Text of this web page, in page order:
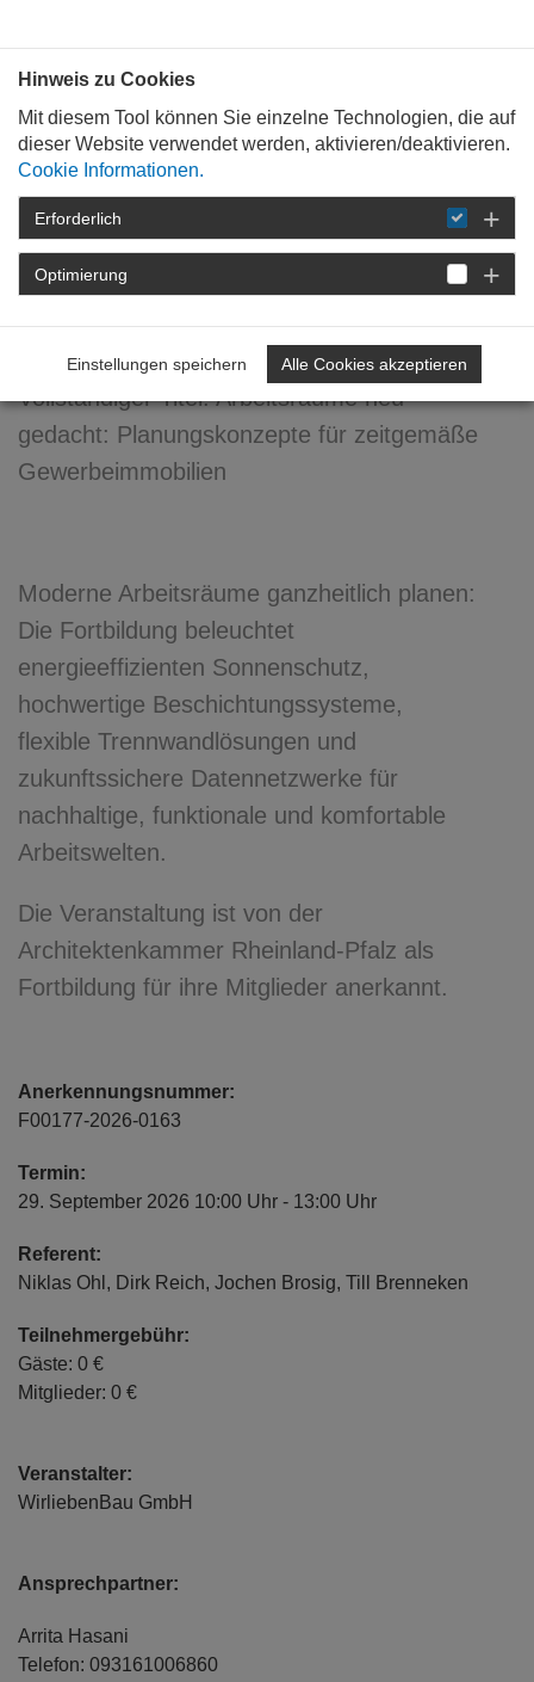
STARTSEITE
FORTBILDUNG
DETAIL
Arbeitsräume neu gedacht
Vollständiger Titel: Arbeitsräume neu
gedacht: Planungskonzepte für zeitgemäße
Gewerbeimmobilien
Moderne Arbeitsräume ganzheitlich planen:
Die Fortbildung beleuchtet
energieeffizienten Sonnenschutz,
hochwertige Beschichtungssysteme,
flexible Trennwandlösungen und
zukunftssichere Datennetzwerke für
nachhaltige, funktionale und komfortable
Arbeitswelten.
Die Veranstaltung ist von der
Architektenkammer Rheinland-Pfalz als
Fortbildung für ihre Mitglieder anerkannt.
Anerkennungsnummer:
F00177-2026-0163
Termin:
29. September 2026 10:00 Uhr - 13:00 Uhr
Referent:
Niklas Ohl, Dirk Reich, Jochen Brosig, Till Brenneken
Teilnehmergebühr:
Gäste: 0 €
Mitglieder: 0 €
Veranstalter:
WirliebenBau GmbH
Ansprechpartner:
Arrita Hasani
Telefon: 093161006860
Hinweis zu Cookies
Mit diesem Tool können Sie einzelne Technologien, die auf
dieser Website verwendet werden, aktivieren/deaktivieren.
Cookie Informationen.
Erforderlich
Optimierung
Einstellungen speichern Alle Cookies akzeptieren